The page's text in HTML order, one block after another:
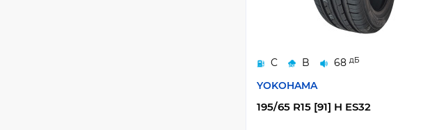
C B 68 дБ
YOKOHAMA
195/65 R15 [91] H ES32